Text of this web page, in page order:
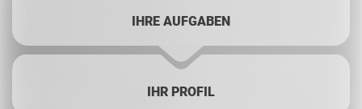
IHRE AUFGABEN
IHR PROFIL